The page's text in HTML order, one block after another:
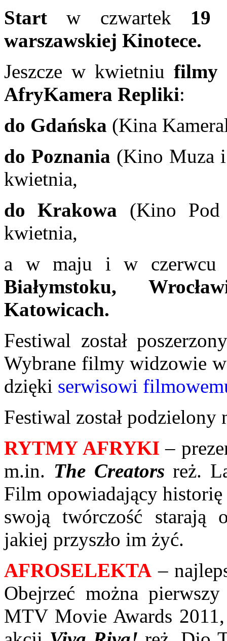
Startw czwartek 19
warszawskiej Kinotece.
Jeszcze w kwietniufilmy
AfryKamera Repliki:
do Gdańska (Kina
do Poznania (Kino Muza
kwietnia,
do Krakowa (Kino
kwietnia,
a w maju i w czerwcu
Białymstoku,
Katowicach.
Festiwal został
Wybrane filmy widzowie w
dzięki serwisowi
Festiwal został
RYTMY AFRYKI–
m.in. The Creators reż.
Film opowiadający
swoją twórczość starają
jakiej przyszło im żyć.
AFROSELEKTA –
Obejrzeć można
MTV Movie Awards